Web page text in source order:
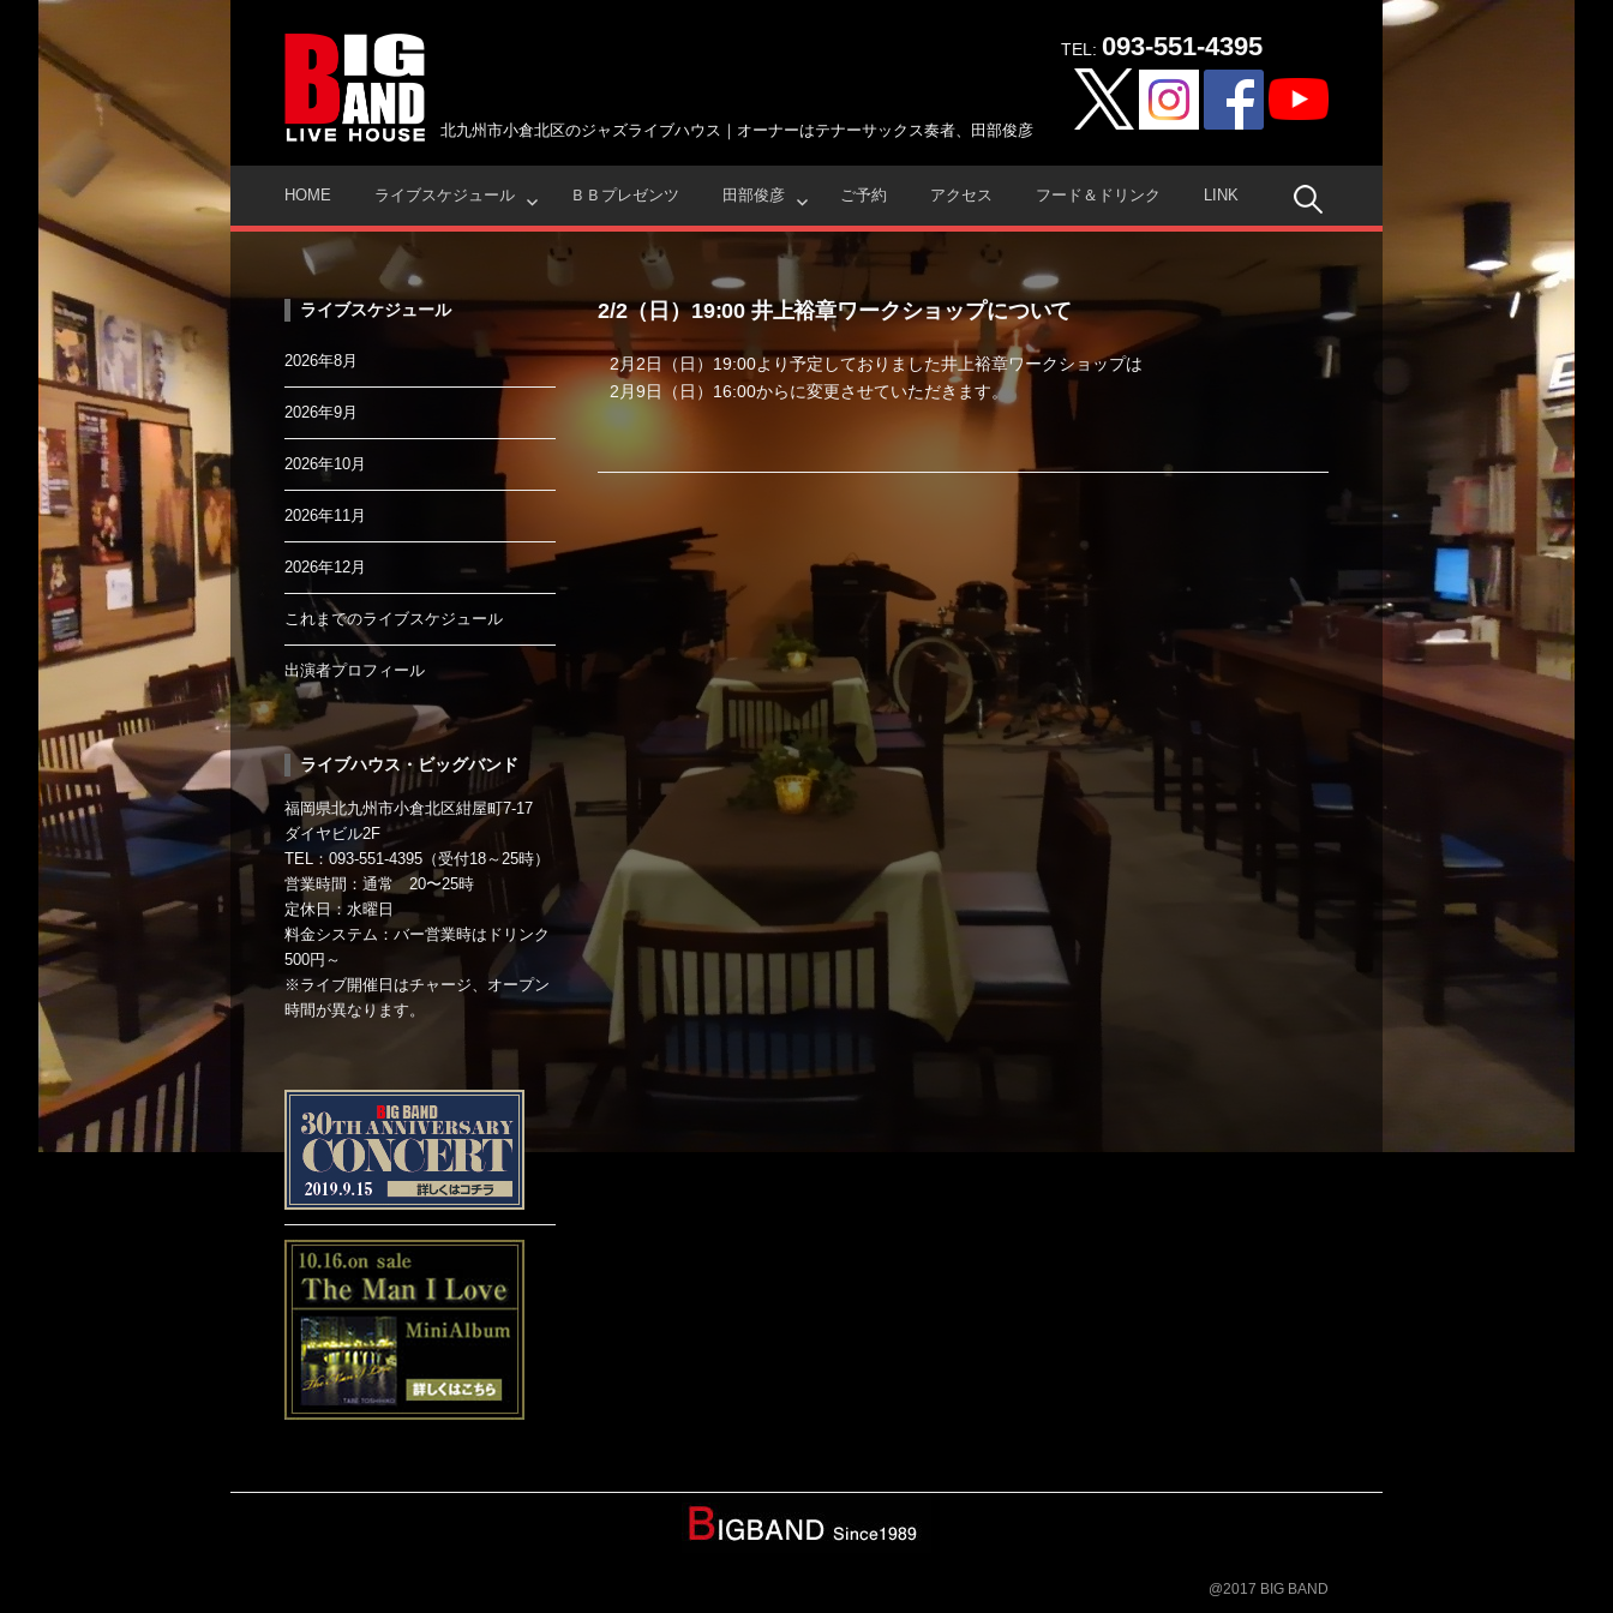
ッ
北九州市小倉北区のジャズライブハウス｜オーナーはテナーサックス奏者、田部俊彦
TEL: 093-551-4395
HOME ライブスケジュール ＢＢプレゼンツ 田部俊彦 ご予約 アクセス フード＆ドリンク LINK 検
2/2（日）19:00 井上裕章ワークショップについて
2月2日（日）19:00より予定しておりました井上裕章ワークショップは
2月9日（日）16:00からに変更させていただきます。
ライブスケジュール
2026年8月
2026年9月
2026年10月
2026年11月
2026年12月
これまでのライブスケジュール
出演者プロフィール
ライブハウス・ビッグバンド
福岡県北九州市小倉北区紺屋町7-17
ダイヤビル2F
TEL：093-551-4395（受付18～25時）
営業時間：通常 20〜25時
定休日：水曜日
料金システム：バー営業時はドリンク
500円～
※ライブ開催日はチャージ、オープン
時間が異なります。
@2017 BIG BAND